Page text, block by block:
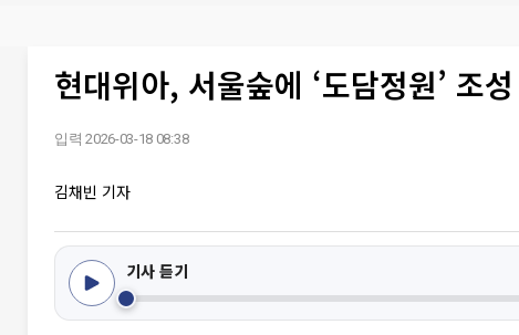
현대위아, 서울숲에 ‘도담정원’ 조성
입력 2026-03-18 08:38
김채빈 기자
기사 듣기